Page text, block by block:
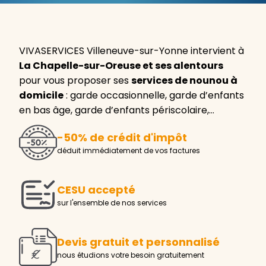
VIVASERVICES Villeneuve-sur-Yonne intervient à
La Chapelle-sur-Oreuse et ses alentours
pour vous proposer sesservices de nounou à
domicile: garde occasionnelle, garde d’enfants
en bas âge, garde d’enfants périscolaire,…
-50% de crédit d'impôt
déduit immédiatement de vos factures
CESU accepté
sur l'ensemble de nos services
Devis gratuit et personnalisé
nous étudions votre besoin gratuitement